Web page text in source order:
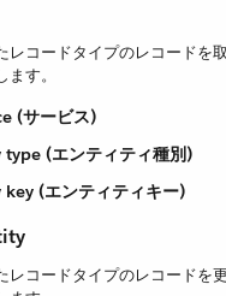
レコードタイプのレコードを
す。
(サービス)
type (エンティティ種別)
key (エンティティキー)
レコードタイプのレコードを